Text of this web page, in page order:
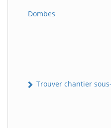
Dombes
Trouver chantier